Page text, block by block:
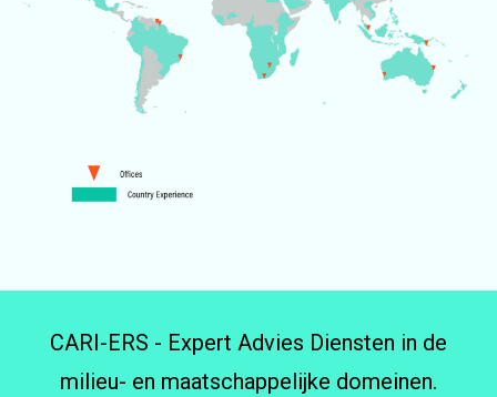
CARI-ERS - Expert Advies Diensten in de
milieu- en maatschappelijke domeinen.